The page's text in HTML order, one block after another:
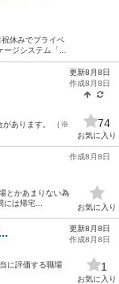
休みでプライベ
ジシステム「...
があります。 （※
更新8月8日
作成8月8日
74
お気に入り
とかあまりない為
は帰宅...
作成8月8日
お気に入り
に評価する職場
更新8月8日
作成8月8日
1
お気に入り